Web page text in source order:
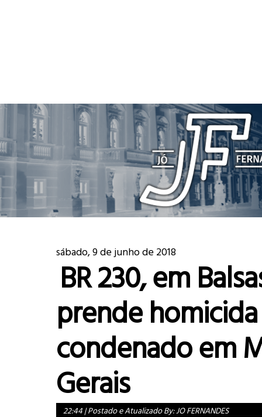
sábado, 9 de junho de 2018
BR 230, em
prende homicida
condenado em
Gerais
22:44|Postado e Atualizado By:JO FERNANDES